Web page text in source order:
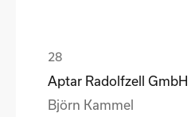
Aptar Radolfzell GmbH
Björn Kammel